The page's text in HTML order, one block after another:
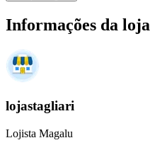
Informações da loja
lojastagliari
Lojista Magalu